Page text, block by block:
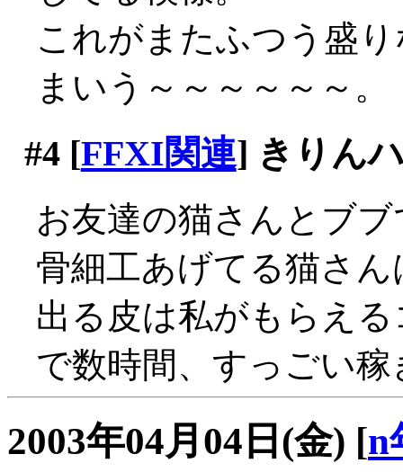
これがまたふつう盛
まいう～～～～～～。
#4[FFXI関連] きりん
お友達の猫さんとブ
骨細工あげてる猫さ
出る皮は私がもらえ
で数時間、すっごい
2003年04月04日(金) [n